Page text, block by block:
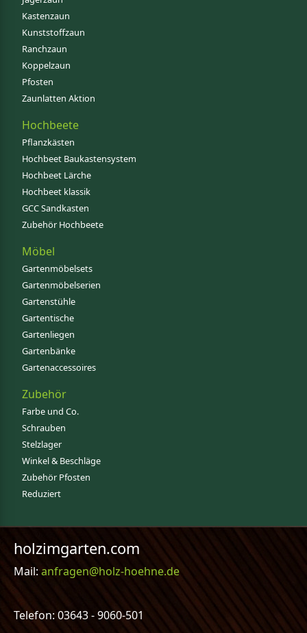
Kastenzaun
Kunststoffzaun
Ranchzaun
Koppelzaun
Pfosten
Zaunlatten Aktion
Hochbeete
Pflanzkästen
Hochbeet Baukastensystem
Hochbeet Lärche
Hochbeet klassik
GCC Sandkasten
Zubehör Hochbeete
Möbel
Gartenmöbelsets
Gartenmöbelserien
Gartenstühle
Gartentische
Gartenliegen
Gartenbänke
Gartenaccessoires
Zubehör
Farbe und Co.
Schrauben
Stelzlager
Winkel & Beschläge
Zubehör Pfosten
Reduziert
holzimgarten.com
Mail:anfragen@holz-hoehne.de
Telefon: 03643 - 9060-501